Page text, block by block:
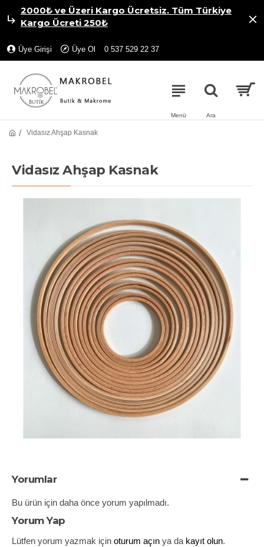
2000₺ ve Üzeri Kargo Ücretsiz. Tüm Türkiye
Kargo Ücreti 250₺
Üye Girişi Üye Ol 0 537 529 22 37
Vidasız Ahşap Kasnak
Vidasız Ahşap Kasnak
Yorumlar
Bu ürün için daha önce yorum yapılmadı.
Yorum Yap
Lütfen yorum yazmak için oturum açın ya da kayıt olun.